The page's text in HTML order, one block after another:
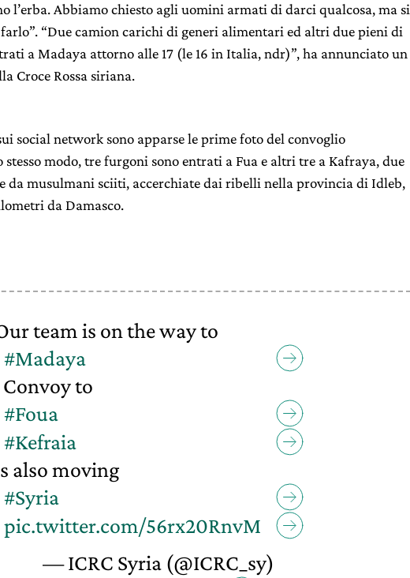
l’erba. Abbiamo chiesto agli uomini armati di darci qualcosa, ma si
“Due camion carichi di generi alimentari ed altri due pieni di
a Madaya attorno alle 17 (le 16 in Italia, ndr)”, ha annunciato un
Croce Rossa siriana.
social network sono apparse le prime foto del convoglio
modo, tre furgoni sono entrati a Fua e altri tre a Kafraya, due
da musulmani sciiti, accerchiate dai ribelli nella provincia di Idleb,
da Damasco.
team is on the way to
#Madaya
Convoy to
#Foua
#Kefraia
also moving
#Syria
pic.twitter.com/56rx20RnvM
— ICRC Syria (@ICRC_sy)